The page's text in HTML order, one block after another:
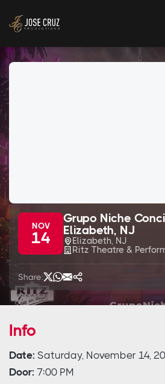
NOV
14
Grupo Niche
Elizabeth, NJ
Elizabeth, NJ
Ritz Theatre &
Share:
Info
Date: Saturday, November 14,
Door: 7:00 PM